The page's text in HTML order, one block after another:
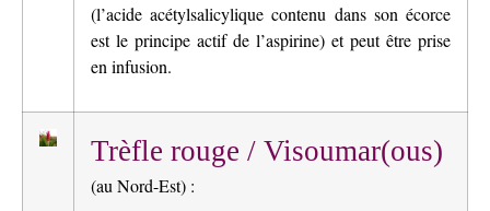
(l’acide acétylsalicylique contenu dans son écorce
est le principe actif de l’aspirine) et peut être prise
en infusion.
Trèfle rouge / Visoumar(ous)
(au Nord-Est) :